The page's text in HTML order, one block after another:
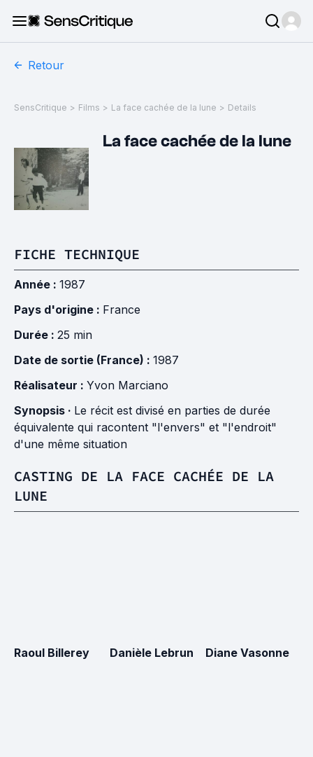
Retour
SensCritique > Films > La face cachée de la lune > Details
La face cachée de la lune
FICHE TECHNIQUE
Année : 1987
Pays d'origine : France
Durée : 25 min
Date de sortie (France) : 1987
Réalisateur : Yvon Marciano
Synopsis · Le récit est divisé en parties de durée
équivalente qui racontent "l'envers" et "l'endroit"
d'une même situation
CASTING DE LA FACE CACHÉE DE LA
LUNE
Raoul Billerey Danièle Lebrun Diane Vasonne